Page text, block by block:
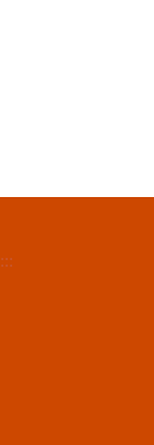
:::